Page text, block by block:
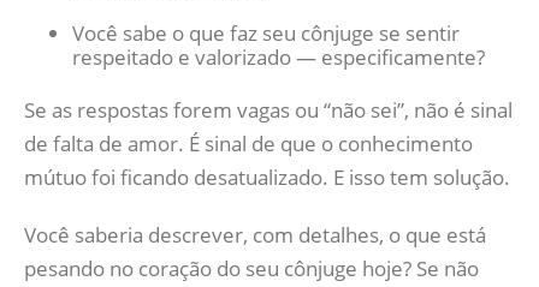
Você sabe o que faz seu cônjuge se sentir
respeitado e valorizado — especificamente?
Se as respostas forem vagas ou “não sei”, não é sinal
de falta de amor. É sinal de que o conhecimento
mútuo foi ficando desatualizado. E isso tem solução.
Você saberia descrever, com detalhes, o que está
pesando no coração do seu cônjuge hoje? Se não